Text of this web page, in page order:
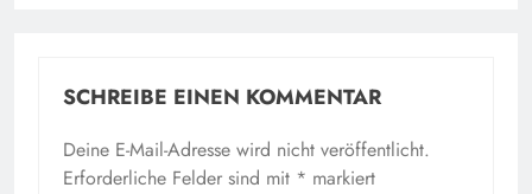
SCHREIBE EINEN KOMMENTAR
Deine E-Mail-Adresse wird nicht veröffentlicht.
Erforderliche Felder sind mit * markiert